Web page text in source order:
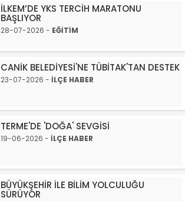
İLKEM’DE YKS TERCİH MARATONU
BAŞLIYOR
28-07-2026 - EĞİTİM
CANİK BELEDİYESİ'NE TÜBİTAK'TAN DESTEK
23-07-2026 - İLÇE HABER
TERME'DE 'DOĞA' SEVGİSİ
19-06-2026 - İLÇE HABER
BÜYÜKŞEHİR İLE BİLİM YOLCULUĞU
SÜRÜYOR